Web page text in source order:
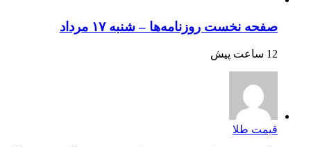
صفحه نخست روزنامه‌ها – شنبه ۱۷ مرداد
12 ساعت پیش
قیمت طلا